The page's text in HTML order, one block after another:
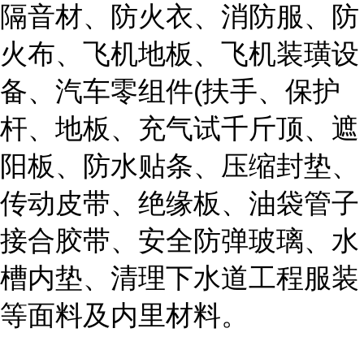
隔音材、防火衣、消防服、防
火布、飞机地板、飞机装璜设
备、汽车零组件(扶手、保护
杆、地板、充气试千斤顶、遮
阳板、防水贴条、压缩封垫、
传动皮带、绝缘板、油袋管子
接合胶带、安全防弹玻璃、水
槽内垫、清理下水道工程服装
等面料及内里材料。